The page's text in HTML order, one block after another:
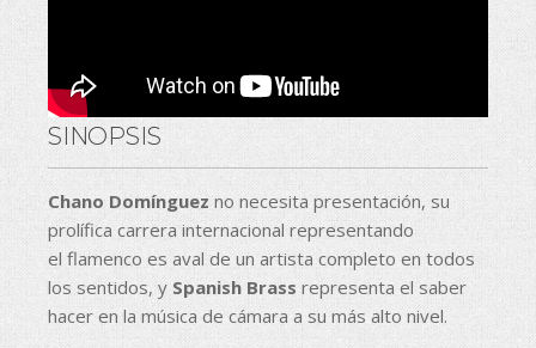
SINOPSIS
Chano Domínguez no necesita presentación, su
prolífica carrera internacional representando
el flamenco es aval de un artista completo en todos
los sentidos, y Spanish Brass representa el saber
hacer en la música de cámara a su más alto nivel.